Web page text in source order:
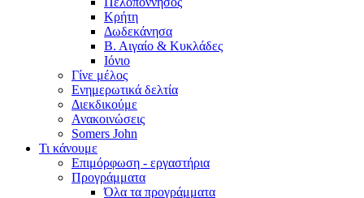
Κρήτη
Δωδεκάνησα
Β. Αιγαίο & Κυκλάδες
Ιόνιο
Γίνε μέλος
Ενημερωτικά δελτία
Διεκδικούμε
Ανακοινώσεις
Somers John
Τι κάνουμε
Επιμόρφωση - εργαστήρια
Προγράμματα
Όλα τα προγράμματα